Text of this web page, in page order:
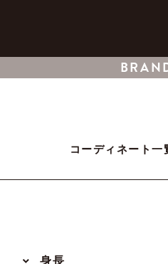
コーディネート一
身長